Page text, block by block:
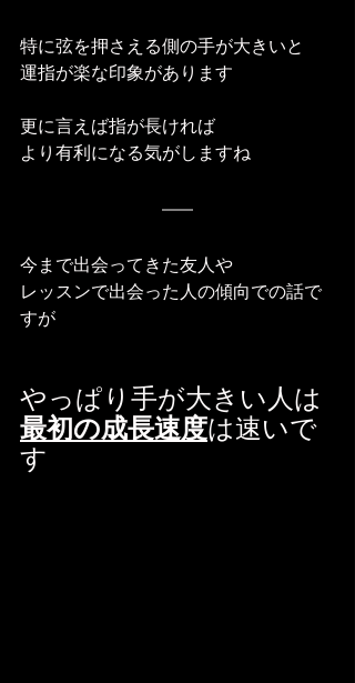
特に弦を押さえる側の手が大きいと
運指が楽な印象があります
更に言えば指が長ければ
より有利になる気がしますね
今まで出会ってきた友人や
レッスンで出会った人の傾向での話で
すが
やっぱり手が大きい人は
最初の成長速度は速いで
す